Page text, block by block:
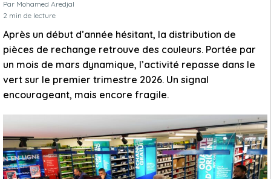
Par Mohamed Aredjal
2 min de lecture
Après un début d’année hésitant, la distribution de
pièces de rechange retrouve des couleurs. Portée par
un mois de mars dynamique, l’activité repasse dans le
vert sur le premier trimestre 2026. Un signal
encourageant, mais encore fragile.